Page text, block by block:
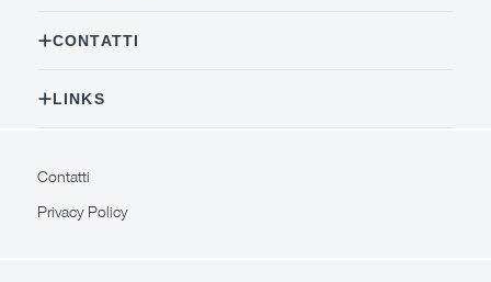
CONTATTI
LINKS
Contatti
Privacy Policy